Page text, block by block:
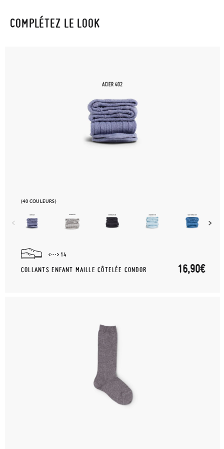
COMPLÉTEZ LE LOOK
(40 COULEURS)
14
COLLANTS ENFANT MAILLE CÔTELÉE CONDOR 16,90€